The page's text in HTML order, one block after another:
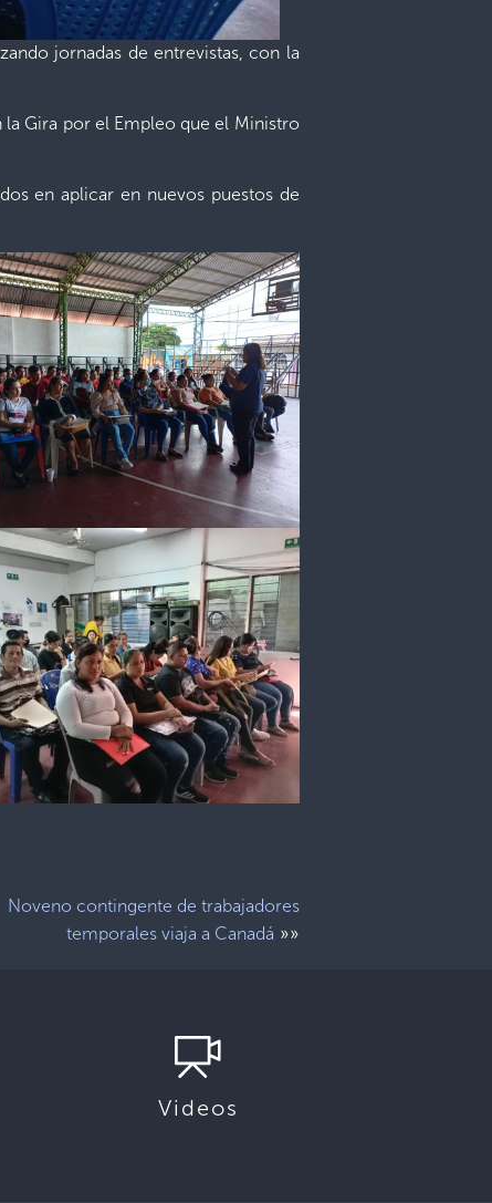
jornadas de entrevistas, con la
la Gira por el Empleo que el Ministro
en aplicar en nuevos puestos de
Noveno contingente de trabajadores
temporales viaja a Canadá »»
Videos